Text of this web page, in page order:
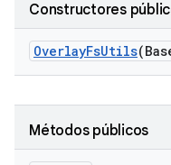
Constructores
OverlayFsUtils
Métodos públicos